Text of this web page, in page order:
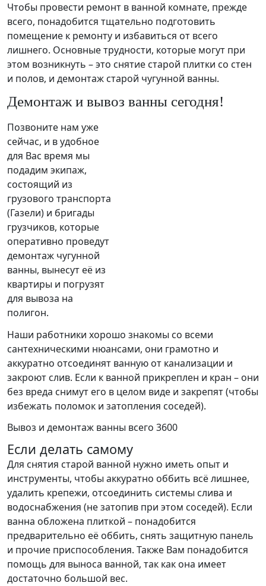
Чтобы провести ремонт в ванной комнате, прежде
всего, понадобится тщательно подготовить
помещение к ремонту и избавиться от всего
лишнего. Основные трудности, которые могут при
этом возникнуть – это снятие старой плитки со стен
и полов, и демонтаж старой чугунной ванны.
Демонтаж и вывоз ванны сегодня!
Позвоните нам уже
сейчас, и в удобное
для Вас время мы
подадим экипаж,
состоящий из
грузового транспорта
(Газели) и бригады
грузчиков, которые
оперативно проведут
демонтаж чугунной
ванны, вынесут её из
квартиры и погрузят
для вывоза на
полигон.
Наши работники хорошо знакомы со всеми
сантехническими нюансами, они грамотно и
аккуратно отсоединят ванную от канализации и
закроют слив. Если к ванной прикреплен и кран – они
без вреда снимут его в целом виде и закрепят (чтобы
избежать поломок и затопления соседей).
Вывоз и демонтаж ванны всего 3600
Если делать самому
Для снятия старой ванной нужно иметь опыт и
инструменты, чтобы аккуратно оббить всё лишнее,
удалить крепежи, отсоединить системы слива и
водоснабжения (не затопив при этом соседей). Если
ванна обложена плиткой – понадобится
предварительно её оббить, снять защитную панель
и прочие приспособления. Также Вам понадобится
помощь для выноса ванной, так как она имеет
достаточно большой вес.